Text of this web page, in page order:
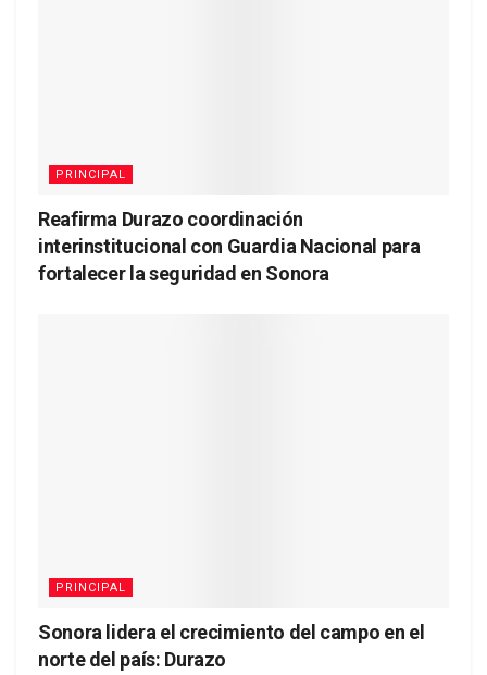
PRINCIPAL
Reafirma Durazo coordinación
interinstitucional con Guardia Nacional para
fortalecer la seguridad en Sonora
PRINCIPAL
Sonora lidera el crecimiento del campo en el
norte del país: Durazo